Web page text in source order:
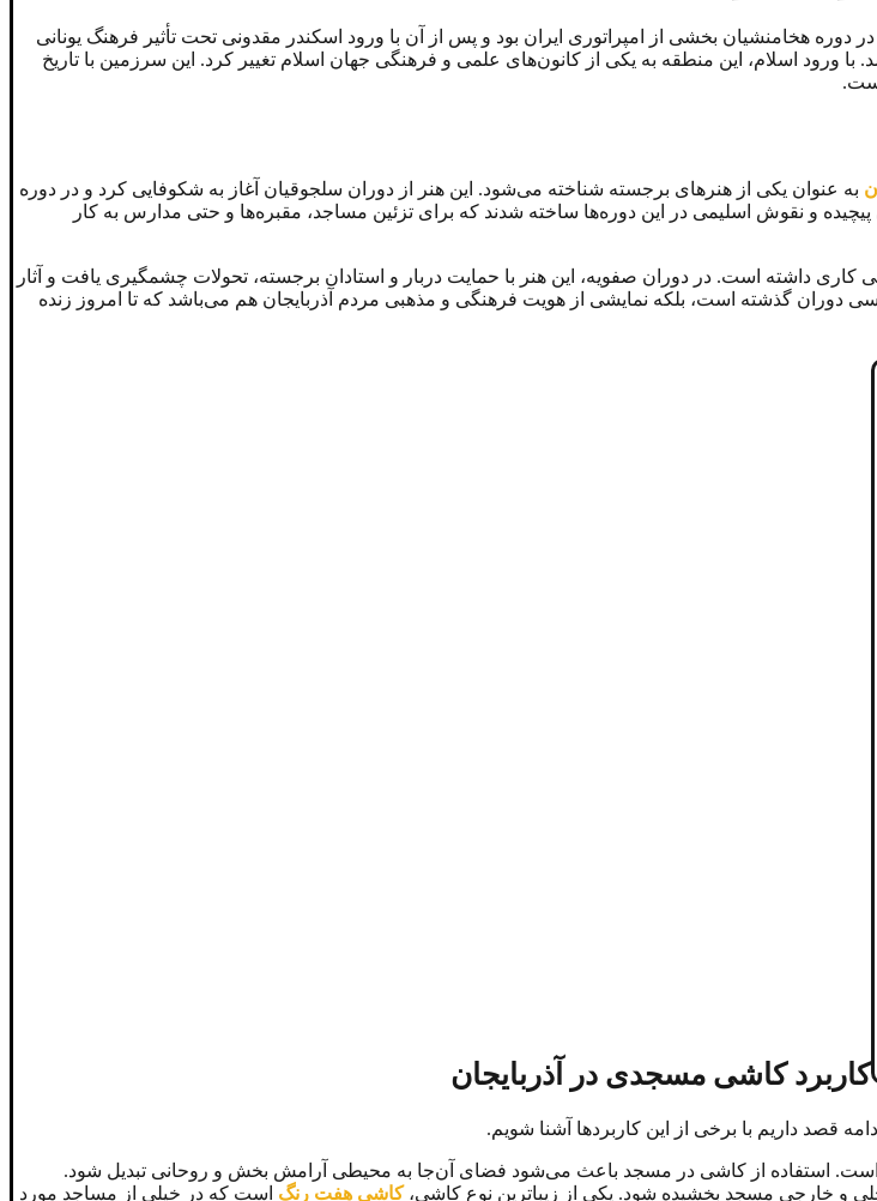
هخامنشیان بخشی از امپراتوری ایران بود و پس از آن با ورود اسکندر مقدونی تحت تأثیر فرهنگ یونانی
با ورود اسلام، این منطقه به یکی از کانون‌های علمی و فرهنگی جهان اسلام تغییر کرد. این سرزمین با تاریخ
به‌ عنوان یکی از هنرهای برجسته شناخته می‌شود. این هنر از دوران سلجوقیان آغاز به شکوفایی کرد و در دوره
و نقوش اسلیمی در این دوره‌ها ساخته شدند که برای تزئین مساجد، مقبره‌ها و حتی مدارس به کار
داشته است. در دوران صفویه، این هنر با حمایت دربار و استادان برجسته، تحولات چشمگیری یافت و آثار
دوران گذشته است، بلکه نمایشی از هویت فرهنگی و مذهبی مردم آذربایجان هم می‌باشد که تا امروز زنده
کاربرد کاشی مسجدی در آذربایجان
قصد داریم با برخی از این کاربردها آشنا شویم.
است. استفاده از کاشی در مسجد باعث می‌شود فضای آن‌جا به محیطی آرامش بخش و روحانی تبدیل شود.
و خارجی مسجد بخشیده شود. یکی از زیباترین نوع کاشی،کاشی هفت رنگ است که در خیلی از مساجد مورد